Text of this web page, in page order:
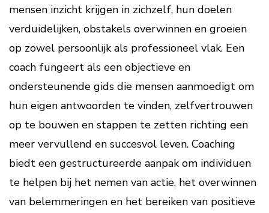
mensen inzicht krijgen in zichzelf, hun doelen
verduidelijken, obstakels overwinnen en groeien
op zowel persoonlijk als professioneel vlak. Een
coach fungeert als een objectieve en
ondersteunende gids die mensen aanmoedigt om
hun eigen antwoorden te vinden, zelfvertrouwen
op te bouwen en stappen te zetten richting een
meer vervullend en succesvol leven. Coaching
biedt een gestructureerde aanpak om individuen
te helpen bij het nemen van actie, het overwinnen
van belemmeringen en het bereiken van positieve